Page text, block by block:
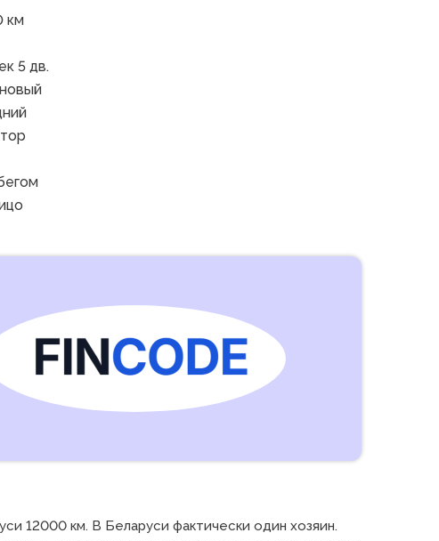
км
5 дв.
12000 км. В Беларуси фактически один хозяин.